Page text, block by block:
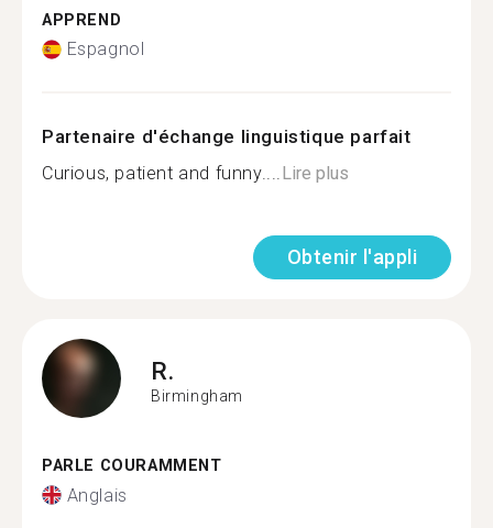
APPREND
Espagnol
Partenaire d'échange linguistique parfait
Curious, patient and funny....Lire plus
Obtenir l'appli
R.
Birmingham
PARLE COURAMMENT
Anglais